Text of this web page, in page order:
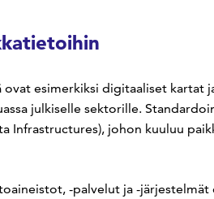
esimerkiksi digitaaliset kartat
julkiselle sektorille.
Infrastructures), johon kuuluu
-palvelut ja -järjestelmät